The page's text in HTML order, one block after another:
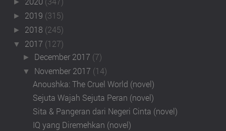
►
► 2019 (315)
► 2018 (245)
▼ 2017 (127)
► December 2017 (7)
▼ November 2017 (14)
Anoushka: The Cruel World (novel)
Sejuta Wajah Sejuta Peran (novel)
Sita & Pangeran dari Negeri Cinta (novel)
IQ yang Diremehkan (novel)